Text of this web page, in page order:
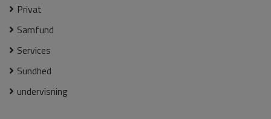
Privat
Samfund
Services
Sundhed
undervisning